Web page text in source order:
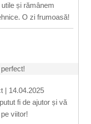
și rămânem
O zi frumoasă!
| 14.04.2025
fi de ajutor și vă
viitor!